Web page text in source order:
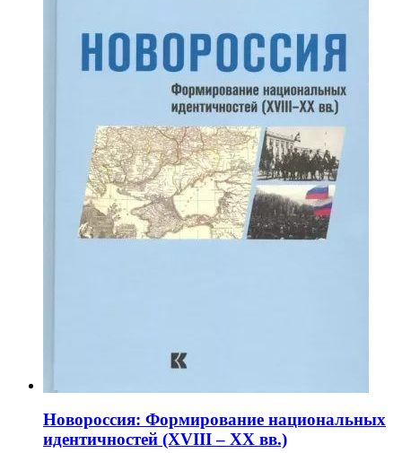
Новороссия: Формирование национальных
идентичностей (XVIII – XX вв.)